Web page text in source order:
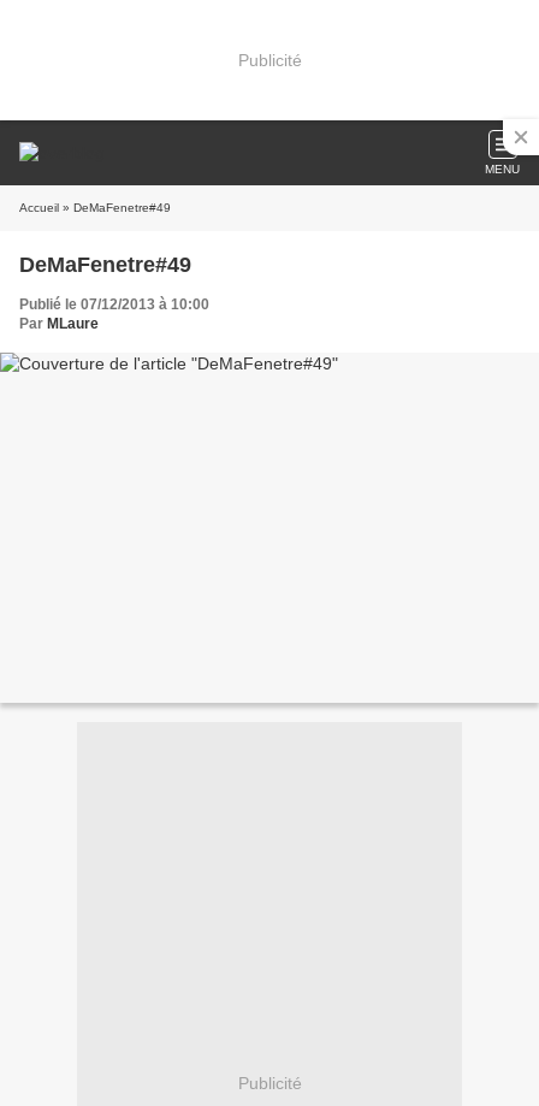
Publicité
MENU
Accueil » DeMaFenetre#49
DeMaFenetre#49
Publié le 07/12/2013 à 10:00
Par MLaure
Publicité